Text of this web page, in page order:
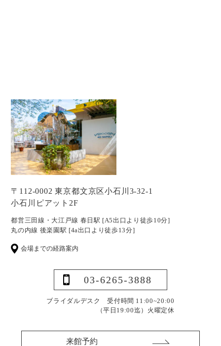
〒112-0002 東京都文京区小石川3-32-1
小石川ピアット2F
都営三田線・大江戸線 春日駅 [A5出口より徒歩10分]
丸の内線 後楽園駅 [4a出口より徒歩13分]
会場までの経路案内
03-6265-3888
ブライダルデスク 受付時間 11:00~20:00
（平日19:00迄） 火曜定休
来館予約